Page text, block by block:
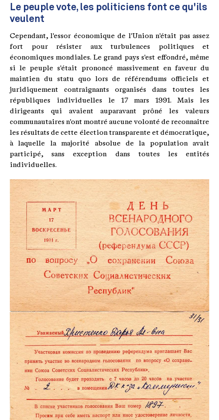
Le peuple vote, les politiciens font ce qu'ils
veulent
Cependant, l'essor économique de l'Union n'était pas assez
fort pour résister aux turbulences politiques et
économiques mondiales. Le grand pays s'est effondré, même
si le peuple s'était prononcé massivement en faveur du
maintien du statu quo lors de référendums officiels et
juridiquement contraignants organisés dans toutes les
républiques individuelles le 17 mars 1991. Mais les
dirigeants qui avaient auparavant prôné les valeurs
communautaires n'ont montré aucune volonté de reconnaître
les résultats de cette élection transparente et démocratique,
à laquelle la majorité absolue de la population avait
participé, sans exception dans toutes les entités
individuelles.